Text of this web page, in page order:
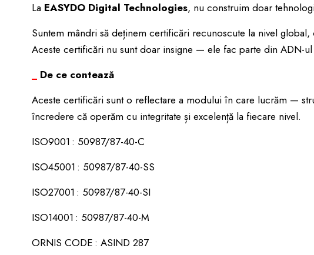
La EASYDO Digital Technologies, nu construim doar
Suntem mândri să deținem certificări recunoscute la nivel
Aceste certificări nu sunt doar insigne — ele fac parte din ADN-ul
_ De ce contează
Aceste certificări sunt o reflectare a modului în care lucrăm —
încredere că operăm cu integritate și excelență la fiecare nivel.
ISO9001 : 50987/87-40-C
ISO45001 : 50987/87-40-SS
ISO27001 : 50987/87-40-SI
ISO14001 : 50987/87-40-M
ORNIS CODE : ASIND 287